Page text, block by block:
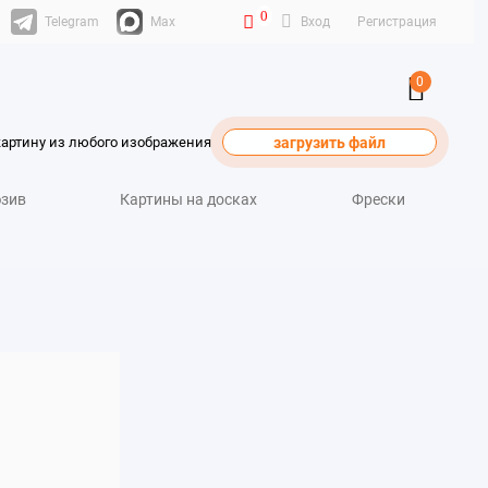
Telegram Max 0 Вход Регистрация
0
из любого изображения загрузить файл
Картины на досках Фрески